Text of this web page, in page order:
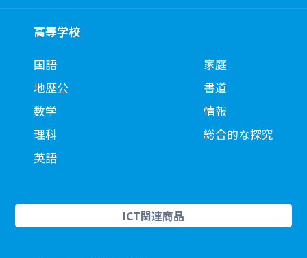
高等学校
国語
地歴公
数学
理科
英語
家庭
書道
情報
総合的な探究
ICT関連商品